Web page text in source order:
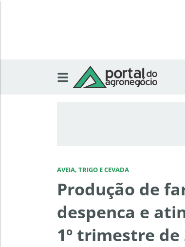
AVEIA, TRIGO E CEVADA
Produção de
despenca e
1º trimestre de